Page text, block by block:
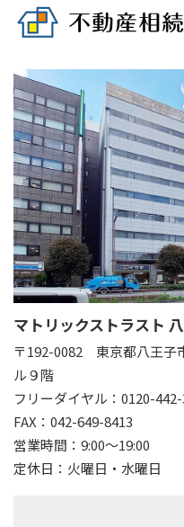
マトリックストラスト
〒192-0082 東京都八王
ル９階
フリーダイヤル：0120-
FAX：042-649-8413
営業時間：9:00～19:00
定休日：火曜日・水曜日